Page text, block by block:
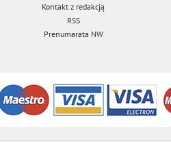
Kontakt z redakcją
RSS
Prenumarata NW